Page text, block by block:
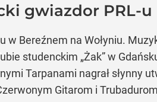
gwiazdor PRL-u
Bereźnem na Wołyniu.
studenckim „Żak” w
Tarpanami nagrał słynny
Gitarom i